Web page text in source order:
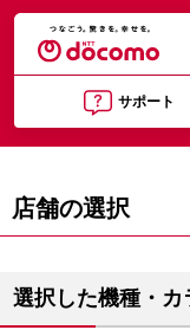
サポート
店舗の選択
選択した機種・カ